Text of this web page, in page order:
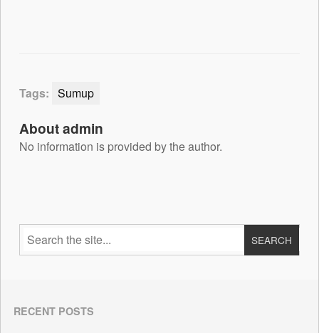
Tags: Sumup
About admin
No information is provided by the author.
RECENT POSTS